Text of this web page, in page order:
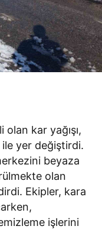
olan kar yağışı,
yer değiştirdi.
beyaza
olan
Ekipler, kara
işlerini